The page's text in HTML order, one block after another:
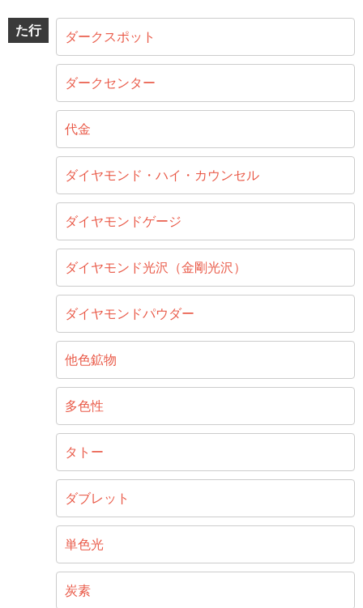
た行 ダークスポット
ダークセンター
代金
ダイヤモンド・ハイ・カウンセル
ダイヤモンドゲージ
ダイヤモンド光沢（金剛光沢）
ダイヤモンドパウダー
他色鉱物
多色性
タトー
ダブレット
単色光
炭素